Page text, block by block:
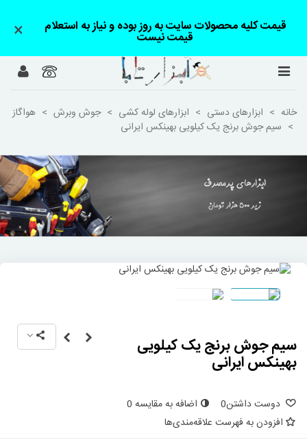
قیمت کلیه محصولات سایت به روز بوده و نیاز به استعلام
قیمت نیست ×
خانه > ابزارهای دستی > ابزارهای لوله کشی > جوش وبرش > هواگاز
> سیم جوش برنج یک کیلویی بهینکس ایرانی
سیم جوش برنج یک کیلویی
بهینکس ایرانی
دوست داشتن0 اضافه به مقایسه 0
افزودن به فهرست علاقه‌مندی‌ها